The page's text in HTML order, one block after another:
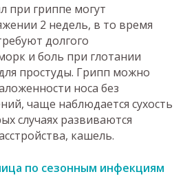
при гриппе могут
2 недель, в то время
долгого
и боль при глотании
простуды. Грипп можно
носа без
чаще наблюдается сухость
случаях развиваются
кашель.
по сезонным инфекциям